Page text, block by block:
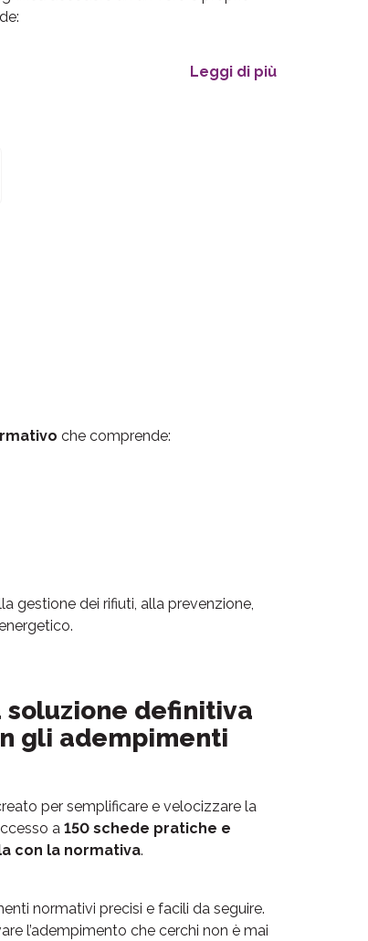
Leggi di più
che comprende:
gestione dei rifiuti, alla prevenzione,
soluzione definitiva
gli adempimenti
per semplificare e velocizzare la
a 150 schede pratiche e
con la normativa.
normativi precisi e facili da seguire.
l’adempimento che cerchi non è mai